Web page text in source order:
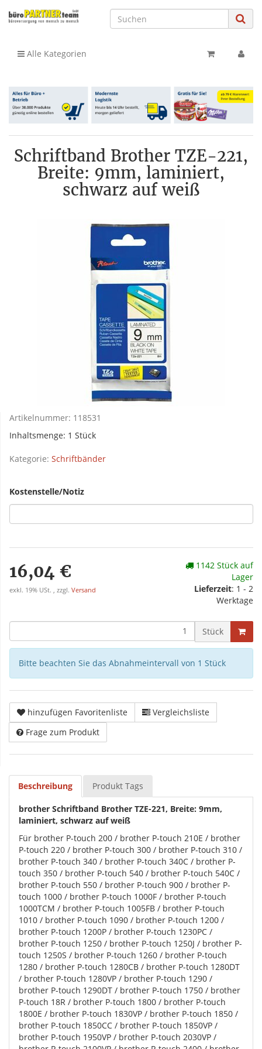
Alle Kategorien
Schriftband Brother TZE-221,
Breite: 9mm, laminiert,
schwarz auf weiß
Artikelnummer: 118531
Inhaltsmenge: 1 Stück
Kategorie: Schriftbänder
Kostenstelle/Notiz
16,04 €
exkl. 19% USt. , zzgl. Versand
1142 Stück auf
Lager
Lieferzeit: 1 - 2
Werktage
Stück
Bitte beachten Sie das Abnahmeintervall von 1 Stück
hinzufügen Favoritenliste
Vergleichsliste
Frage zum Produkt
Beschreibung Produkt Tags
brother Schriftband Brother TZE-221, Breite: 9mm,
laminiert, schwarz auf weiß
Für brother P-touch 200 / brother P-touch 210E / brother
P-touch 220 / brother P-touch 300 / brother P-touch 310 /
brother P-touch 340 / brother P-touch 340C / brother P-
touch 350 / brother P-touch 540 / brother P-touch 540C /
brother P-touch 550 / brother P-touch 900 / brother P-
touch 1000 / brother P-touch 1000F / brother P-touch
1000TCM / brother P-touch 1005FB / brother P-touch
1010 / brother P-touch 1090 / brother P-touch 1200 /
brother P-touch 1200P / brother P-touch 1230PC /
brother P-touch 1250 / brother P-touch 1250J / brother P-
touch 1250S / brother P-touch 1260 / brother P-touch
1280 / brother P-touch 1280CB / brother P-touch 1280DT
/ brother P-touch 1280VP / brother P-touch 1290 /
brother P-touch 1290DT / brother P-touch 1750 / brother
P-touch 18R / brother P-touch 1800 / brother P-touch
1800E / brother P-touch 1830VP / brother P-touch 1850 /
brother P-touch 1850CC / brother P-touch 1850VP /
brother P-touch 1950VP / brother P-touch 2030VP /